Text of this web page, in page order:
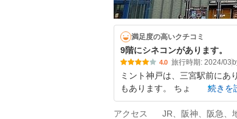
満足度の高いクチコミ
9階にシネコンがあります。
4.0 旅行時期: 2024/03
ミント神戸は、三宮駅前にあ
もあります。 ちょ
続きを
アクセス JR、阪神、阪急、